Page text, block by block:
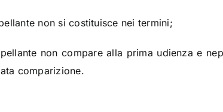
non si costituisce nei termini;
non compare alla prima udienza e
comparizione.